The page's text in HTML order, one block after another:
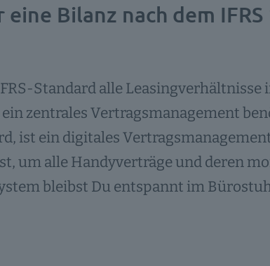
Bilanz nach dem IFRS
Standard alle
zentrales Vertragsmanagement
ist ein digitales
um alle Handyverträge und deren
bleibst Du entspannt im